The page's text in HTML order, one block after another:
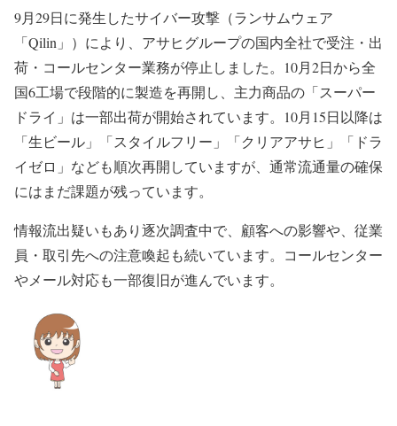
9月29日に発生したサイバー攻撃（ランサムウェア
「Qilin」）により、アサヒグループの国内全社で受注・出
荷・コールセンター業務が停止しました。10月2日から全
国6工場で段階的に製造を再開し、主力商品の「スーパー
ドライ」は一部出荷が開始されています。10月15日以降は
「生ビール」「スタイルフリー」「クリアアサヒ」「ドラ
イゼロ」なども順次再開していますが、通常流通量の確保
にはまだ課題が残っています。
情報流出疑いもあり逐次調査中で、顧客への影響や、従業
員・取引先への注意喚起も続いています。コールセンター
やメール対応も一部復旧が進んでいます。